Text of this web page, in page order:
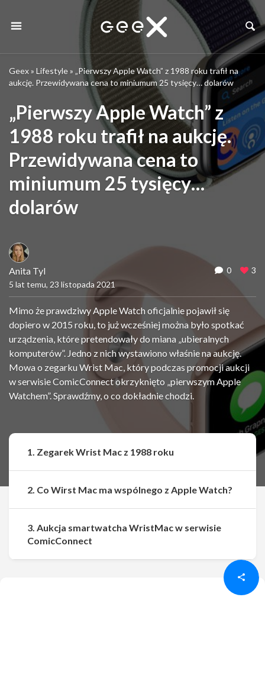
Geex» Lifestyle» „Pierwszy Apple Watch” z 1988 roku trafił na
aukcję. Przewidywana cena to miniumum 25 tysięcy… dolarów
„Pierwszy Apple Watch” z
1988 roku trafił na aukcję.
Przewidywana cena to
miniumum 25 tysięcy…
dolarów
Anita Tyl
5 lat temu, 23 listopada 2021
0 3
Mimo że prawdziwy Apple Watch oficjalnie pojawił się
dopiero w 2015 roku, to już wcześniej można było spotkać
urządzenia, które pretendowały do miana „ubieralnych
komputerów”. Jedno z nich wystawiono właśnie na aukcję.
Mowa o zegarku Wrist Mac, który podczas promocji aukcji
w serwisie ComicConnect okrzyknięto „pierwszym Apple
Watchem”. Sprawdźmy, o co dokładnie chodzi.
Udostępnij
1. Zegarek Wrist Mac z 1988 roku
2. Co Wirst Mac ma wspólnego z Apple Watch?
3. Aukcja smartwatcha WristMac w serwisie
ComicConnect